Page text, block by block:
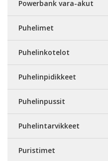
Powerbank vara-akut
Puhelimet
Puhelinkotelot
Puhelinpidikkeet
Puhelinpussit
Puhelintarvikkeet
Puristimet